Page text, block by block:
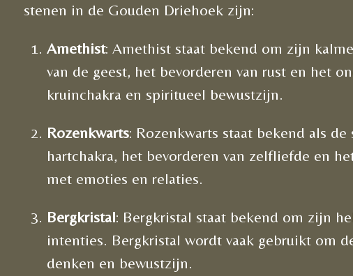
stenen in de Gouden Driehoek zijn:
Amethist: Amethist staat bekend om zijn
van de geest, het bevorderen van rust en het
kruinchakra en spiritueel bewustzijn.
Rozenkwarts: Rozenkwarts staat bekend als
hartchakra, het bevorderen van zelfliefde en
met emoties en relaties.
Bergkristal: Bergkristal staat bekend om zijn
intenties. Bergkristal wordt vaak gebruikt om
denken en bewustzijn.